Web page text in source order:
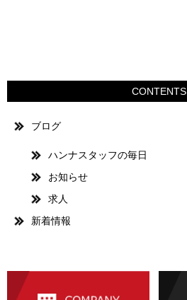
CONTENTS
ブログ
ハンナスタッフの毎日
お知らせ
求人
新着情報